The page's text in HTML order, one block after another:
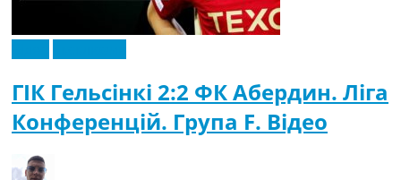
ГІК Гельсінкі 2:2 ФК Абердин. Ліга
Конференцій. Група F. Відео